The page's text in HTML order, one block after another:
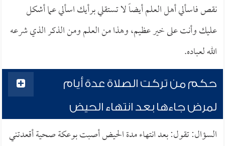
نقص فاسألي أهل العلم أيضاً لا تستقلي برأيك اسألي عما أشكل
عليك وأنت على خير عظيم، وهذا من العلم ومن الذكر الذي شرعه
الله لعباده.
حكم من تركت الصلاة عدة أيام
لمرض جاءها بعد انتهاء الحيض
السؤال: تقول: بعد انتهاء مدة الحيض أصبت بوعكة صحية أقعدتني